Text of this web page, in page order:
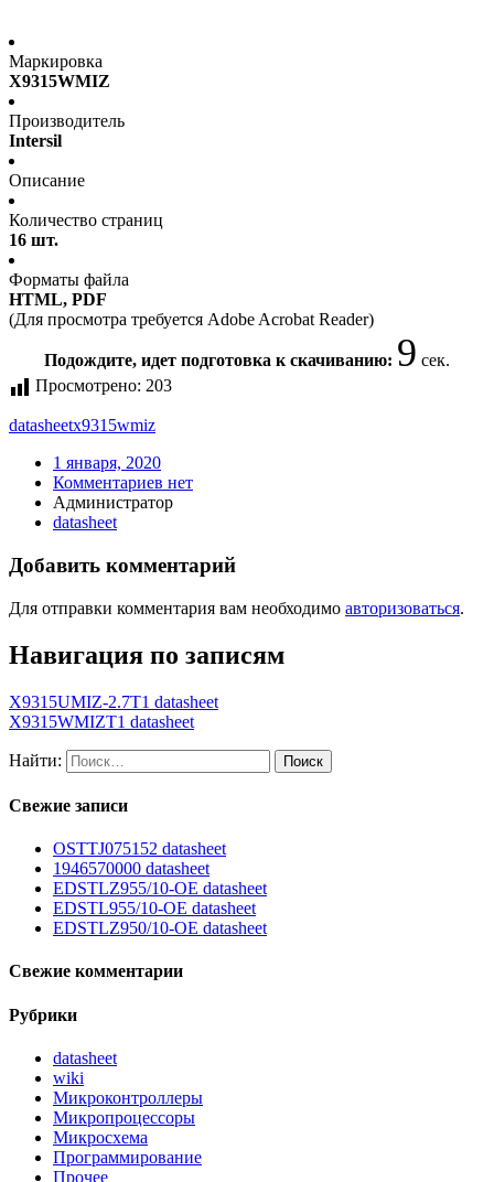
Маркировка
X9315WMIZ
Производитель
Intersil
Описание
Количество страниц
16 шт.
Форматы файла
HTML, PDF
(Для просмотра требуется Adobe Acrobat Reader)
Подождите, идет подготовка к скачиванию: 9 сек.
Просмотрено: 203
datasheetx9315wmiz
1 января, 2020
Комментариев нет
Администратор
datasheet
Добавить комментарий
Для отправки комментария вам необходимо авторизоваться.
Навигация по записям
X9315UMIZ-2.7T1 datasheet
X9315WMIZT1 datasheet
Найти:
Свежие записи
OSTTJ075152 datasheet
1946570000 datasheet
EDSTLZ955/10-OE datasheet
EDSTL955/10-OE datasheet
EDSTLZ950/10-OE datasheet
Свежие комментарии
Рубрики
datasheet
wiki
Микроконтроллеры
Микропроцессоры
Микросхема
Программирование
Прочее